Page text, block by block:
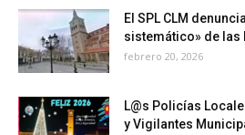
El SPL CLM
sistemático» de las
febrero 20, 2026
L@s Policías
y Vigilantes